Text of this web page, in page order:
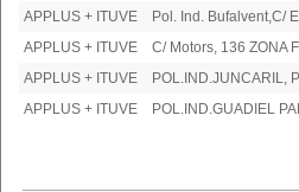
APPLUS + ITUVE
Pol. Ind. Bufalvent,C/
APPLUS + ITUVE
C/ Motors, 136 ZONA
APPLUS + ITUVE
POL.IND.JUNCARIL,
APPLUS + ITUVE
POL.IND.GUADIEL